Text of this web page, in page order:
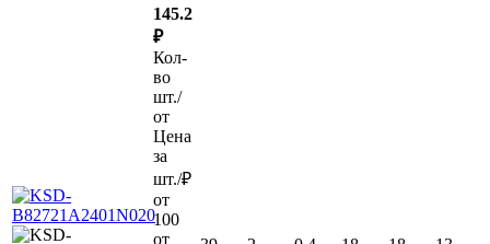
145.2
₽
Кол-
во
шт./
от
Цена
за
шт./₽
от
100
от